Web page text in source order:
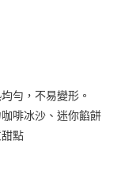
勻，不易變形。
啡冰沙、迷你餡餅
點